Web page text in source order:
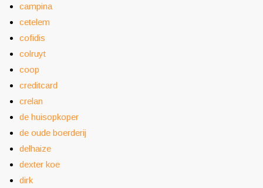
campina
cetelem
cofidis
colruyt
coop
creditcard
crelan
de huisopkoper
de oude boerderij
delhaize
dexter koe
dirk